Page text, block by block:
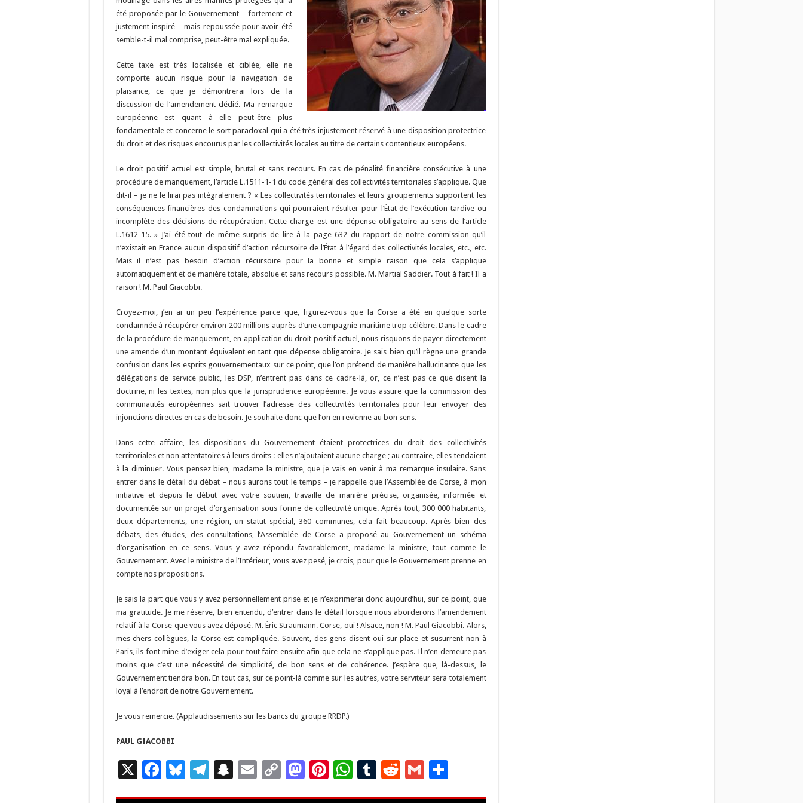
été proposée par le Gouvernement – fortement et
justement inspiré – mais repoussée pour avoir été
semble-t-il mal comprise, peut-être mal expliquée.
Cette taxe est très localisée et ciblée, elle ne
comporte aucun risque pour la navigation de
plaisance, ce que je démontrerai lors de la
discussion de l’amendement dédié. Ma remarque
européenne est quant à elle peut-être plus
fondamentale et concerne le sort paradoxal qui a été très injustement réservé à une disposition protectrice
du droit et des risques encourus par les collectivités locales au titre de certains contentieux européens.
Le droit positif actuel est simple, brutal et sans recours. En cas de pénalité financière consécutive à une
procédure de manquement, l’article L.1511-1-1 du code général des collectivités territoriales s’applique. Que
dit-il – je ne le lirai pas intégralement ? « Les collectivités territoriales et leurs groupements supportent les
conséquences financières des condamnations qui pourraient résulter pour l’État de l’exécution tardive ou
incomplète des décisions de récupération. Cette charge est une dépense obligatoire au sens de l’article
L.1612-15. » J’ai été tout de même surpris de lire à la page 632 du rapport de notre commission qu’il
n’existait en France aucun dispositif d’action récursoire de l’État à l’égard des collectivités locales, etc., etc.
Mais il n’est pas besoin d’action récursoire pour la bonne et simple raison que cela s’applique
automatiquement et de manière totale, absolue et sans recours possible. M. Martial Saddier. Tout à fait ! Il a
raison ! M. Paul Giacobbi.
Croyez-moi, j’en ai un peu l’expérience parce que, figurez-vous que la Corse a été en quelque sorte
condamnée à récupérer environ 200 millions auprès d’une compagnie maritime trop célèbre. Dans le cadre
de la procédure de manquement, en application du droit positif actuel, nous risquons de payer directement
une amende d’un montant équivalent en tant que dépense obligatoire. Je sais bien qu’il règne une grande
confusion dans les esprits gouvernementaux sur ce point, que l’on prétend de manière hallucinante que les
délégations de service public, les DSP, n’entrent pas dans ce cadre-là, or, ce n’est pas ce que disent la
doctrine, ni les textes, non plus que la jurisprudence européenne. Je vous assure que la commission des
communautés européennes sait trouver l’adresse des collectivités territoriales pour leur envoyer des
injonctions directes en cas de besoin. Je souhaite donc que l’on en revienne au bon sens.
Dans cette affaire, les dispositions du Gouvernement étaient protectrices du droit des collectivités
territoriales et non attentatoires à leurs droits : elles n’ajoutaient aucune charge ; au contraire, elles tendaient
à la diminuer. Vous pensez bien, madame la ministre, que je vais en venir à ma remarque insulaire. Sans
entrer dans le détail du débat – nous aurons tout le temps – je rappelle que l’Assemblée de Corse, à mon
initiative et depuis le début avec votre soutien, travaille de manière précise, organisée, informée et
documentée sur un projet d’organisation sous forme de collectivité unique. Après tout, 300 000 habitants,
deux départements, une région, un statut spécial, 360 communes, cela fait beaucoup. Après bien des
débats, des études, des consultations, l’Assemblée de Corse a proposé au Gouvernement un schéma
d’organisation en ce sens. Vous y avez répondu favorablement, madame la ministre, tout comme le
Gouvernement. Avec le ministre de l’Intérieur, vous avez pesé, je crois, pour que le Gouvernement prenne en
compte nos propositions.
Je sais la part que vous y avez personnellement prise et je n’exprimerai donc aujourd’hui, sur ce point, que
ma gratitude. Je me réserve, bien entendu, d’entrer dans le détail lorsque nous aborderons l’amendement
relatif à la Corse que vous avez déposé. M. Éric Straumann. Corse, oui ! Alsace, non ! M. Paul Giacobbi. Alors,
mes chers collègues, la Corse est compliquée. Souvent, des gens disent oui sur place et susurrent non à
Paris, ils font mine d’exiger cela pour tout faire ensuite afin que cela ne s’applique pas. Il n’en demeure pas
moins que c’est une nécessité de simplicité, de bon sens et de cohérence. J’espère que, là-dessus, le
Gouvernement tiendra bon. En tout cas, sur ce point-là comme sur les autres, votre serviteur sera totalement
loyal à l’endroit de notre Gouvernement.
Je vous remercie. (Applaudissements sur les bancs du groupe RRDP.)
PAUL GIACOBBI
X F
Bl T S
E
C M Pi W T R G P